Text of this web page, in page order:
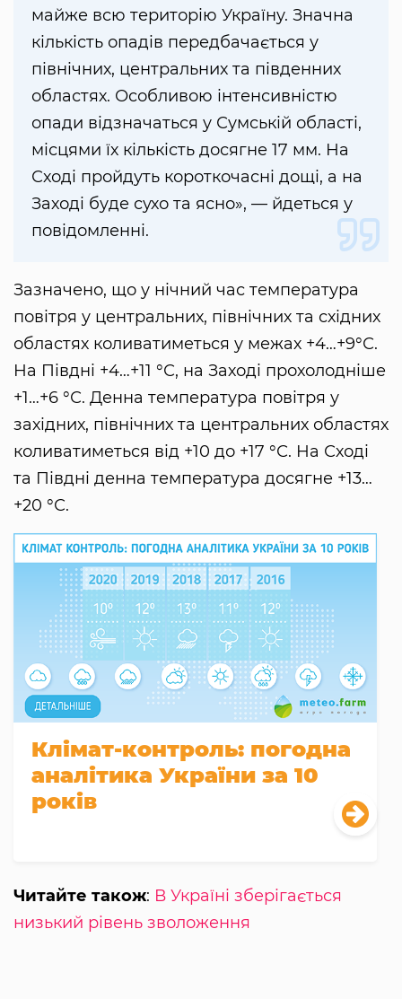
майже всю територію Україну. Значна
кількість опадів передбачається у
північних, центральних та південних
областях. Особливою інтенсивністю
опади відзначаться у Сумській області,
місцями їх кількість досягне 17 мм. На
Сході пройдуть короткочасні дощі, а на
Заході буде сухо та ясно», — йдеться у
повідомленні.
Зазначено, що у нічний час температура
повітря у центральних, північних та східних
областях коливатиметься у межах +4…+9°С.
На Півдні +4…+11 °С, на Заході прохолодніше
+1…+6 °С. Денна температура повітря у
західних, північних та центральних областях
коливатиметься від +10 до +17 °С. На Сході
та Півдні денна температура досягне +13…
+20 °С.
Клімат-контроль: погодна
аналітика України за 10
років
Читайте також: В Україні зберігається
низький рівень зволоження